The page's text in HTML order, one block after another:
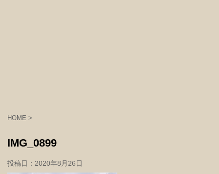
HOME >
IMG_0899
投稿日： 2020年8月26日